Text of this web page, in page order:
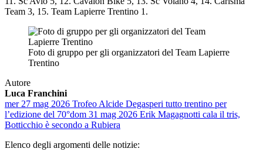
Team 3, 15. Team Lapierre Trentino 1.
Foto di gruppo per gli organizzatori del Team Lapierre
Trentino
Autore
Luca Franchini
mer 27 mag 2026 Trofeo Alcide Degasperi tutto trentino per
l’edizione del 70°dom 31 mag 2026 Erik Magagnotti cala il tris,
Botticchio è secondo a Rubiera
Elenco degli argomenti delle notizie: